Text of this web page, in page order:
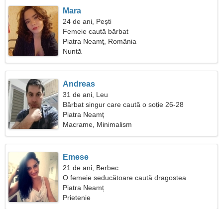
Mara
24 de ani, Pești
Femeie caută bărbat
Piatra Neamț, România
Nuntă
Andreas
31 de ani, Leu
Bărbat singur care caută o soție 26-28
Piatra Neamț
Macrame, Minimalism
Emese
21 de ani, Berbec
O femeie seducătoare caută dragostea
adevărată
Piatra Neamț
Prietenie